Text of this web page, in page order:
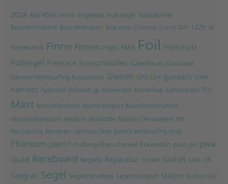
2024 460 RDM aeron angebote Aufsteiger Boardbreite
Boardmitnahme Boardtransport boa vista Chinook Coros DIY EZZY f4
Fahrtechnik Finne Finnen Flight FMX Foil Foilschutz
Foilsegel Freerace Fussschlaufen Gabelbaum Gardasee
German Windsurfing Association Gleiten GPS-Uhr gunsails GWA
harness hydrofoil Inflation jp kapverden Kochelsee Lieferzeiten lTD
Mast Mastmitnahme Masttransport Materialmitnahme
Materialtransport Medizin Minituttle Motion Genauigkeit MT
Nachwuchs Neopren nähmaschine peters windsurfing shop
Phantom point7 Prellung Oberschenkel Prävention push pin pwa
Quad Raceboard Regatta Reparatur rocket Sailloft sails SB
Seegras Segel Segelmitnahme Segeltransport Slalom Slalom Foil